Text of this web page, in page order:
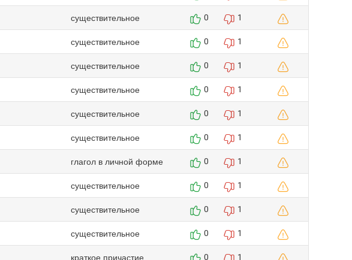
существительное 0 1
существительное 0 1
существительное 0 1
существительное 0 1
существительное 0 1
существительное 0 1
глагол в личной форме 0 1
существительное 0 1
существительное 0 1
существительное 0 1
краткое причастие 0 1